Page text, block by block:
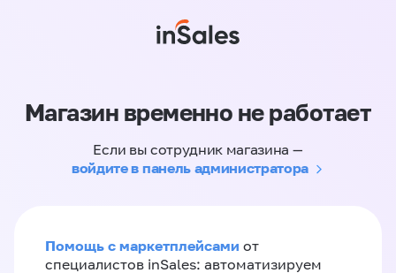
Магазин временно не работает
Если вы сотрудник магазина —
войдите в панель администратора
Помощь с маркетплейсами от
специалистов inSales: автоматизируем